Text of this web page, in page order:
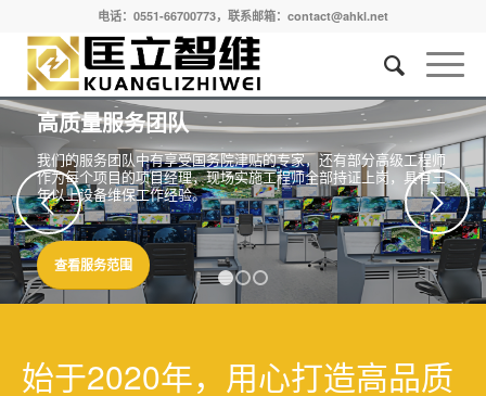
电话：0551-66700773，联系邮箱：contact@ahkl.net
高质量服务团队
我们的服务团队中有享受国务院津贴的专家，还有部分高级工程师
作为每个项目的项目经理，现场实施工程师全部持证上岗，具有三
年以上设备维保工作经验。
查看服务范围
下一页
始于2020年，用心打造高品质